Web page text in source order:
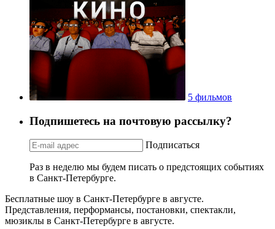
5 фильмов
Подпишетесь на почтовую рассылку?
Подписаться
Раз в неделю мы будем писать о предстоящих событиях
в Санкт-Петербурге.
Бесплатные шоу в Санкт-Петербурге в августе.
Представления, перформансы, постановки, спектакли,
мюзиклы в Санкт-Петербурге в августе.